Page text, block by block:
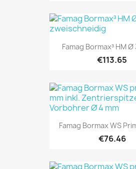
Famag Bormax³ HM Ø
€113.65
Famag Bormax WS
€76.46